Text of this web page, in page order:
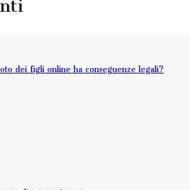
dei figli online ha conseguenze legali?